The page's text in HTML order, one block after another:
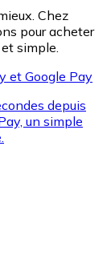
Chez
pour acheter
simple.
et Google Pay
depuis
un simple